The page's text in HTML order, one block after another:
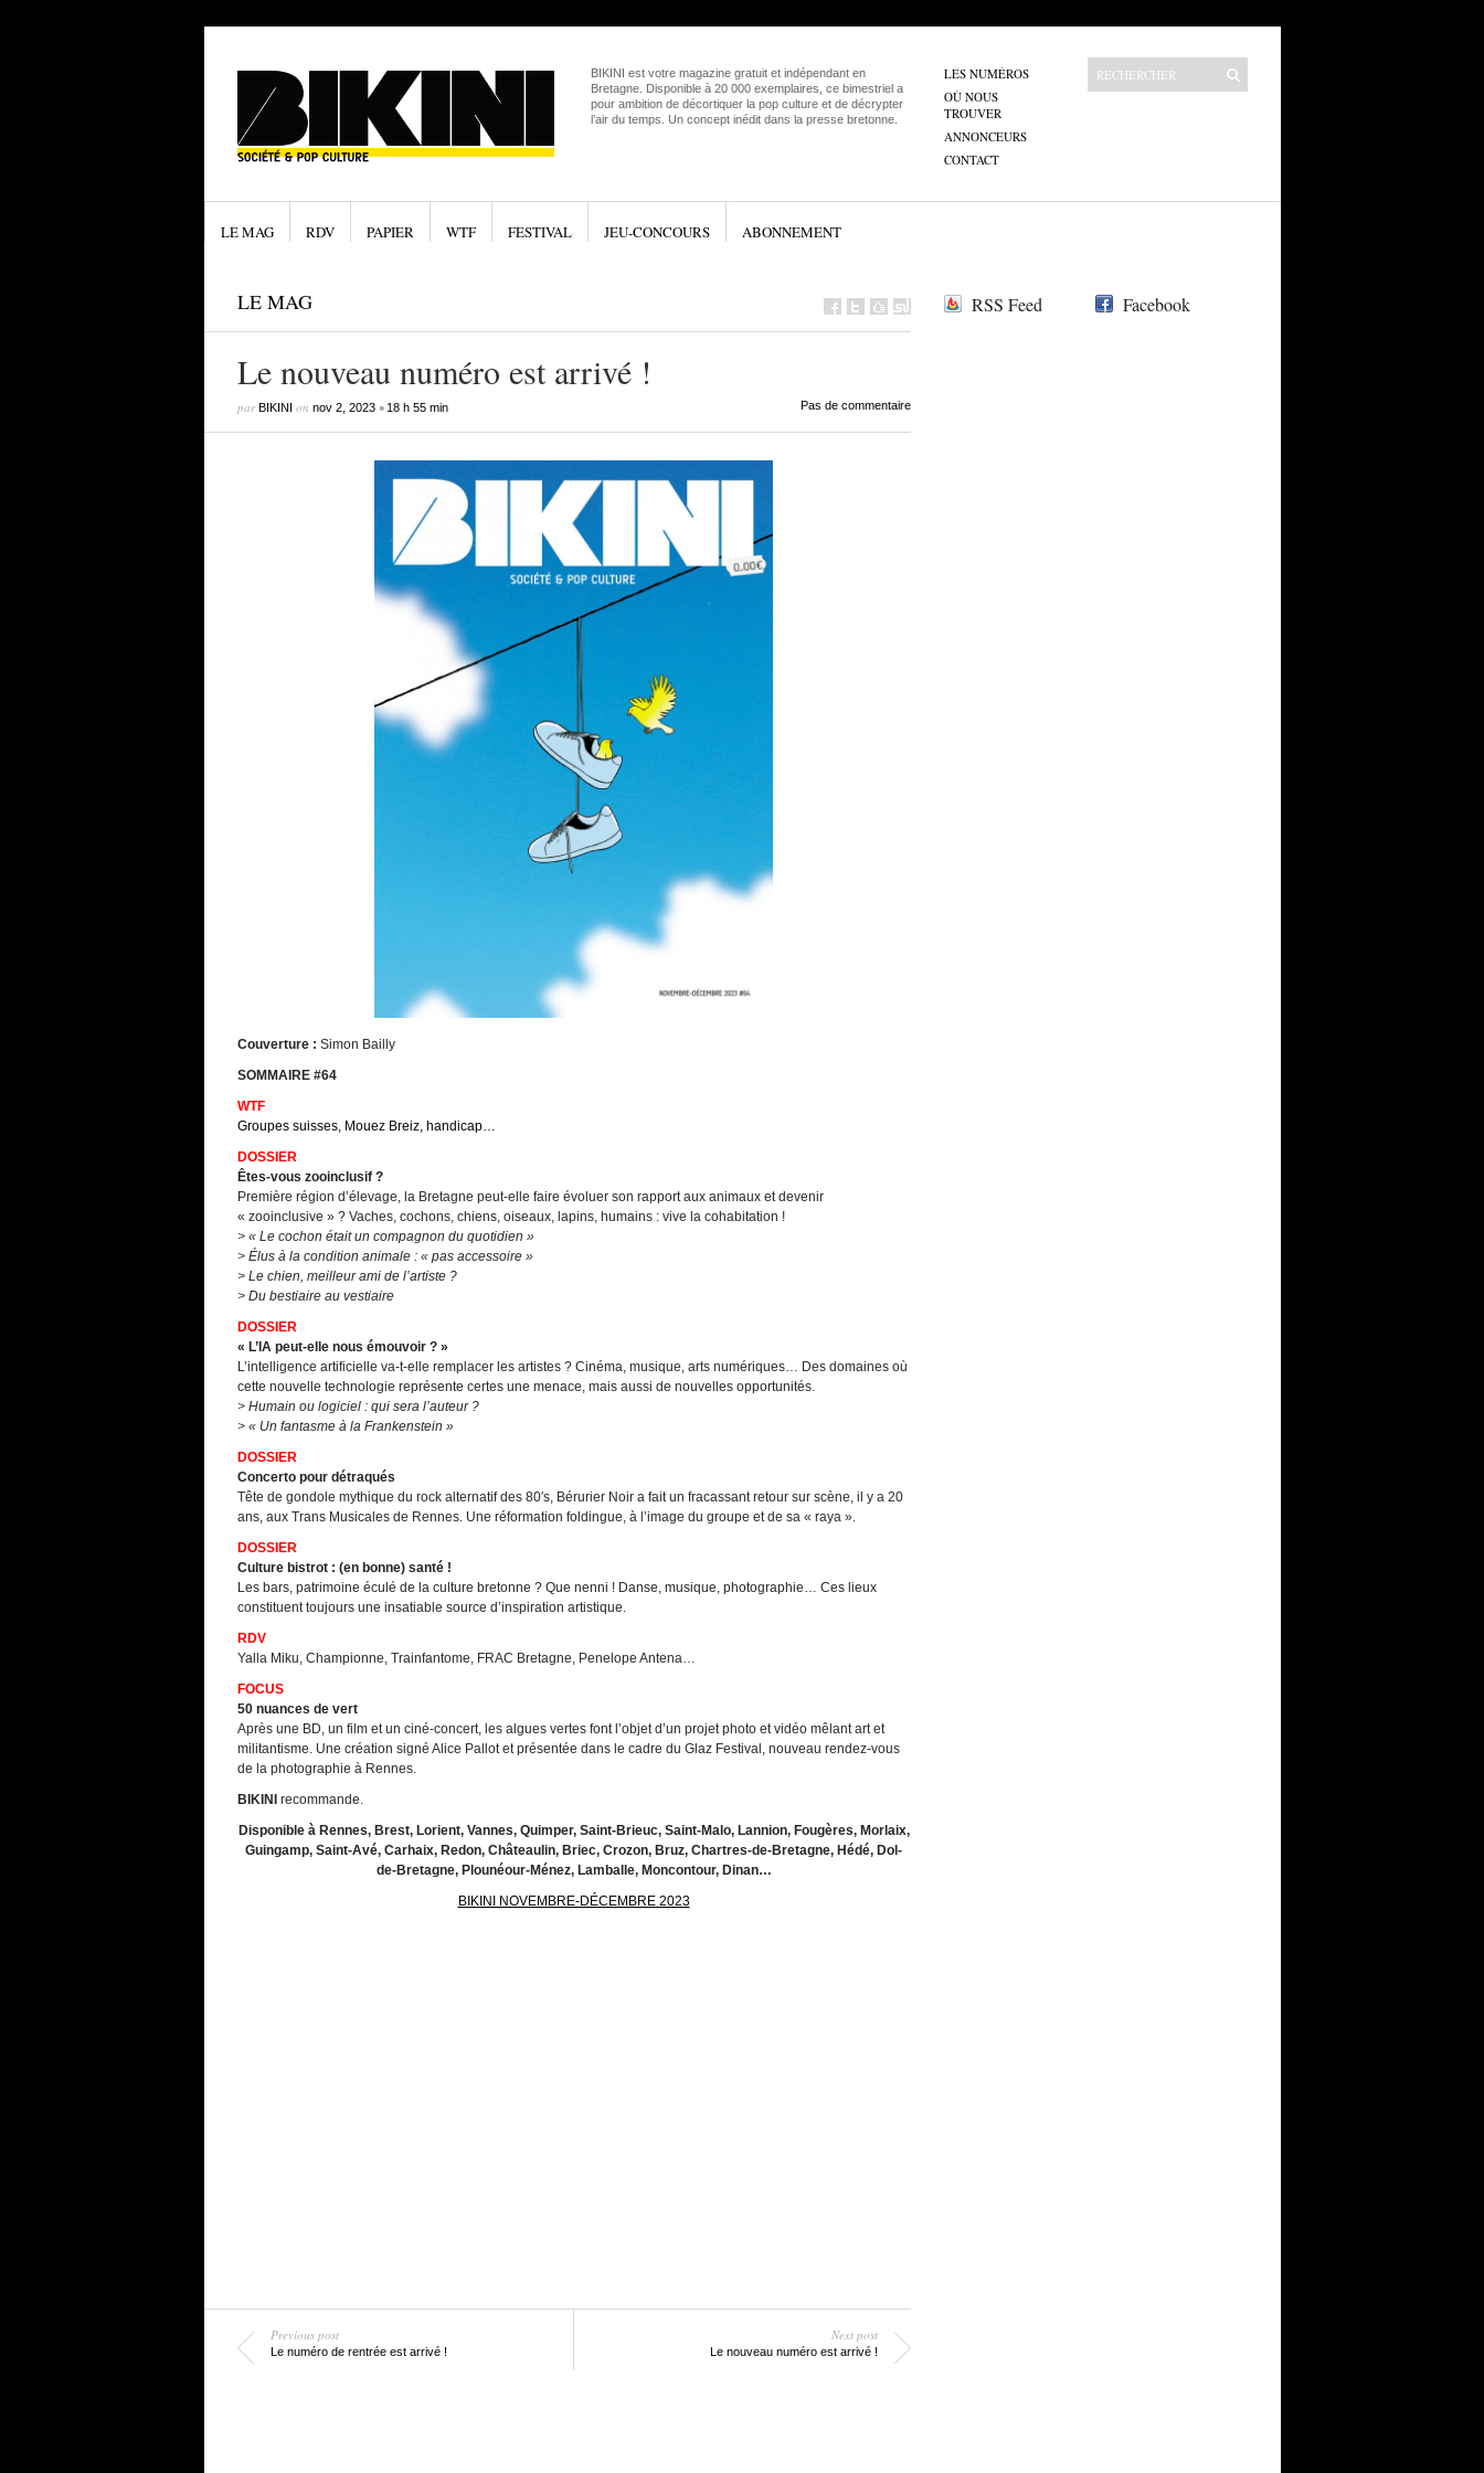
BIKINI est votre magazine gratuit et indépendant en
Bretagne. Disponible à 20 000 exemplaires, ce bimestriel a
pour ambition de décortiquer la pop culture et de décrypter
l’air du temps. Un concept inédit dans la presse bretonne.
LES NUMÉROS
OÙ NOUS
TROUVER
ANNONCEURS
CONTACT
LE MAG RDV PAPIER WTF FESTIVAL JEU-CONCOURS ABONNEMENT
LE MAG
Le nouveau numéro est arrivé !
parBIKINI on nov 2, 2023• 18 h 55 min Pas de commentaire
Couverture : Simon Bailly
SOMMAIRE #64
WTF
Groupes suisses, Mouez Breiz, handicap…
DOSSIER
Êtes-vous zooinclusif ?
Première région d’élevage, la Bretagne peut-elle faire évoluer son rapport aux animaux et devenir
« zooinclusive » ? Vaches, cochons, chiens, oiseaux, lapins, humains : vive la cohabitation !
> « Le cochon était un compagnon du quotidien »
> Élus à la condition animale : « pas accessoire »
> Le chien, meilleur ami de l’artiste ?
> Du bestiaire au vestiaire
DOSSIER
« L’IA peut-elle nous émouvoir ? »
L’intelligence artificielle va-t-elle remplacer les artistes ? Cinéma, musique, arts numériques… Des domaines où
cette nouvelle technologie représente certes une menace, mais aussi de nouvelles opportunités.
> Humain ou logiciel : qui sera l’auteur ?
> « Un fantasme à la Frankenstein »
DOSSIER
Concerto pour détraqués
Tête de gondole mythique du rock alternatif des 80′s, Bérurier Noir a fait un fracassant retour sur scène, il y a 20
ans, aux Trans Musicales de Rennes. Une réformation foldingue, à l’image du groupe et de sa « raya ».
DOSSIER
Culture bistrot : (en bonne) santé !
Les bars, patrimoine éculé de la culture bretonne ? Que nenni ! Danse, musique, photographie… Ces lieux
constituent toujours une insatiable source d’inspiration artistique.
RDV
Yalla Miku, Championne, Trainfantome, FRAC Bretagne, Penelope Antena…
FOCUS
50 nuances de vert
Après une BD, un film et un ciné-concert, les algues vertes font l’objet d’un projet photo et vidéo mêlant art et
militantisme. Une création signé Alice Pallot et présentée dans le cadre du Glaz Festival, nouveau rendez-vous
de la photographie à Rennes.
BIKINI recommande.
Disponible à Rennes, Brest, Lorient, Vannes, Quimper, Saint-Brieuc, Saint-Malo, Lannion, Fougères, Morlaix,
Guingamp, Saint-Avé, Carhaix, Redon, Châteaulin, Briec, Crozon, Bruz, Chartres-de-Bretagne, Hédé, Dol-
de-Bretagne, Plounéour-Ménez, Lamballe, Moncontour, Dinan…
BIKINI NOVEMBRE-DÉCEMBRE 2023
Previous post
Le numéro de rentrée est arrivé !
Next post
Le nouveau numéro est arrivé !
RSS Feed Facebook